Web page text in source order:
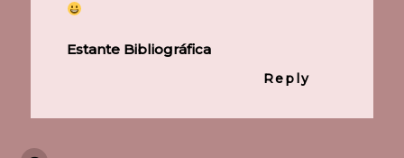
Estante Bibliográfica
Reply